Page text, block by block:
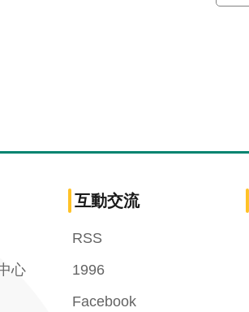
心
互動交流
RSS
1996
Facebook